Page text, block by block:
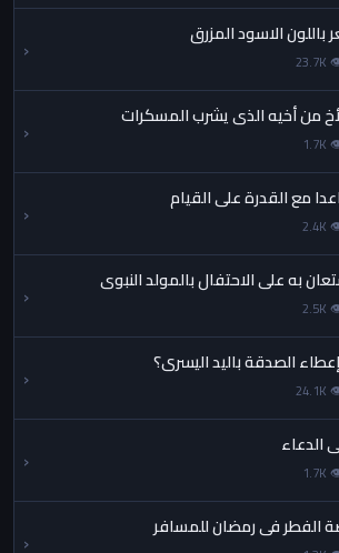
باللون الاسود المزرق
👁
‹
من أخيه الذي يشرب المسكرات
👁
‹
مع القدرة على القيام
👁
‹
به على الاحتفال بالمولد النبوي
👁
‹
الصدقة باليد اليسرى؟
👁
‹
الدعاء
👁
‹
الفطر في رمضان للمسافر ‹